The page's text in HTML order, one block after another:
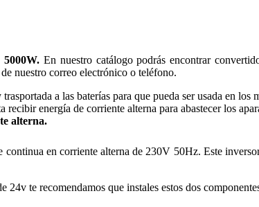
En nuestro catálogo podrás encontrar
nuestro correo electrónico o teléfono.
a las baterías para que pueda ser usada en
energía de corriente alterna para abastecer los
alterna.
en corriente alterna de 230V 50Hz. Este
te recomendamos que instales estos dos